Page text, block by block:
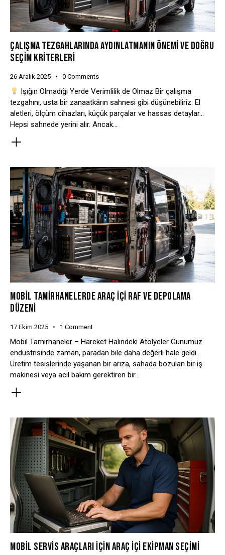
ÇALIŞMA TEZGAHLARINDA AYDINLATMANIN ÖNEMI VE DOĞRU
SEÇIM KRITERLERI
26 Aralık 2025 0 Comments
Işığın Olmadığı Yerde Verimlilik de Olmaz Bir çalışma
tezgahını, usta bir zanaatkârın sahnesi gibi düşünebiliriz. El
aletleri, ölçüm cihazları, küçük parçalar ve hassas detaylar…
Hepsi sahnede yerini alır. Ancak…
MOBIL TAMIRHANELERDE ARAÇ İÇI RAF VE DEPOLAMA
DÜZENI
17 Ekim 2025 1 Comment
Mobil Tamirhaneler – Hareket Halindeki Atölyeler Günümüz
endüstrisinde zaman, paradan bile daha değerli hale geldi.
Üretim tesislerinde yaşanan bir arıza, sahada bozulan bir iş
makinesi veya acil bakım gerektiren bir…
MOBIL SERVIS ARAÇLARI İÇIN ARAÇ İÇI EKIPMAN SEÇIMI